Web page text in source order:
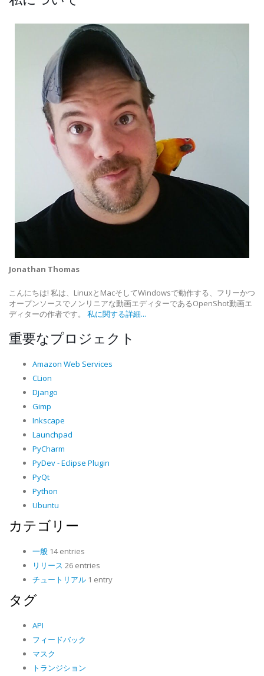
Jonathan Thomas
こんにちは! 私は、LinuxとMacそしてWindowsで動作する、フリーかつ
オープンソースでノンリニアな動画エディターであるOpenShot動画エ
ディターの作者です。 私に関する詳細...
重要なプロジェクト
Amazon Web Services
CLion
Django
Gimp
Inkscape
Launchpad
PyCharm
PyDev - Eclipse Plugin
PyQt
Python
Ubuntu
カテゴリー
一般 14 entries
リリース 26 entries
チュートリアル 1 entry
タグ
API
フィードバック
マスク
トランジション